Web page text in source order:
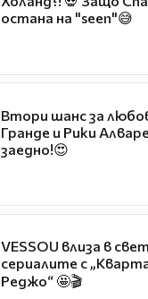
остана на "seen"😅
Втори шанс за
Гранде и Рики
заедно!😍
VESSOU влиза в
сериалите с
Реджо“ 🤩🎬